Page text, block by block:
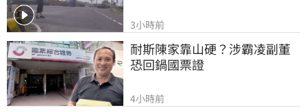
3小時前
耐斯陳家靠山硬？涉霸凌副董
恐回鍋國票證
4小時前